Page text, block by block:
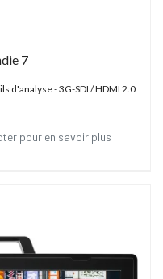
7
d'analyse - 3G-SDI / HDMI 2.0
pour en savoir plus